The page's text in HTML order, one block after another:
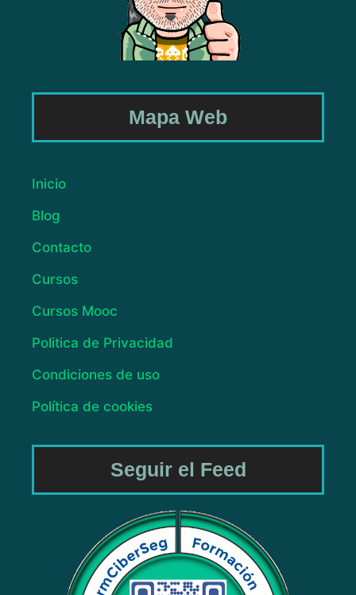
Mapa Web
Inicio
Blog
Contacto
Cursos
Cursos Mooc
Politica de Privacidad
Condiciones de uso
Política de cookies
Seguir el Feed